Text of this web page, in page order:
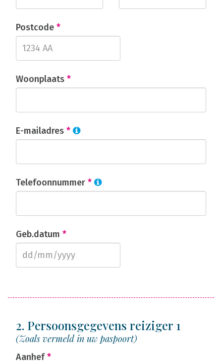
Postcode *
Woonplaats *
E-mailadres *
Telefoonnummer *
Geb.datum *
2. Persoonsgegevens reiziger 1
(Zoals vermeld in uw paspoort)
Aanhef*